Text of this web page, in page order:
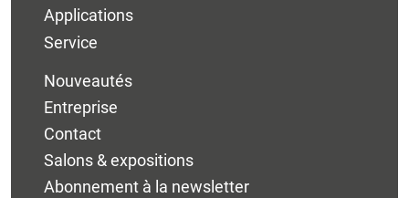
Applications
Service
Nouveautés
Entreprise
Contact
Salons & expositions
Abonnement à la newsletter